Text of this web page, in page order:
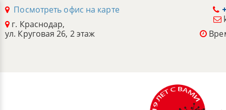
Посмотреть офис на карте
г. Краснодар,
ул. Круговая 26, 2 этаж